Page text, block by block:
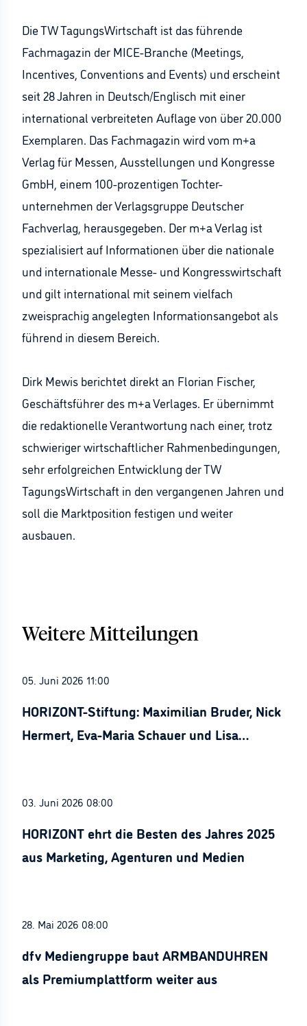
Die TW TagungsWirtschaft ist das führende
Fachmagazin der MICE-Branche (Meetings,
Incentives, Conventions and Events) und erscheint
seit 28 Jahren in Deutsch/Englisch mit einer
international verbreiteten Auflage von über 20.000
Exemplaren. Das Fachmagazin wird vom m+a
Verlag für Messen, Ausstellungen und Kongresse
GmbH, einem 100-prozentigen Tochter-
unternehmen der Verlagsgruppe Deutscher
Fachverlag, herausgegeben. Der m+a Verlag ist
spezialisiert auf Informationen über die nationale
und internationale Messe- und Kongresswirtschaft
und gilt international mit seinem vielfach
zweisprachig angelegten Informationsangebot als
führend in diesem Bereich.
Dirk Mewis berichtet direkt an Florian Fischer,
Geschäftsführer des m+a Verlages. Er übernimmt
die redaktionelle Verantwortung nach einer, trotz
schwieriger wirtschaftlicher Rahmenbedingungen,
sehr erfolgreichen Entwicklung der TW
TagungsWirtschaft in den vergangenen Jahren und
soll die Marktposition festigen und weiter
ausbauen.
Weitere Mitteilungen
05. Juni 2026 11:00
HORIZONT-Stiftung: Maximilian Bruder, Nick
Hermert, Eva-Maria Schauer und Lisa
03. Juni 2026 08:00
HORIZONT ehrt die Besten des Jahres 2025
aus Marketing, Agenturen und Medien
28. Mai 2026 08:00
dfv Mediengruppe baut ARMBANDUHREN
als Premiumplattform weiter aus